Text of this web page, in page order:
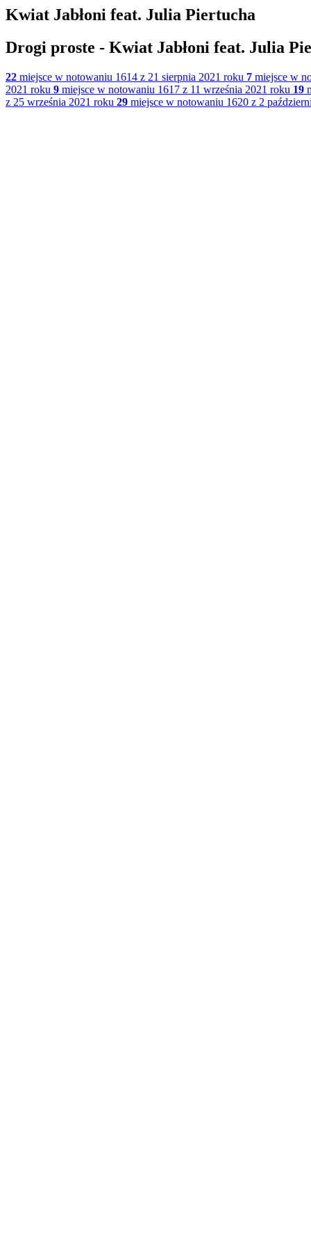
Kwiat Jabłoni feat. Julia Piertucha
Drogi proste - Kwiat Jabłoni feat. Julia
22 miejsce w notowaniu 1614 z 21 sierpnia 2021 roku 7 miejsce w
2021 roku 9 miejsce w notowaniu 1617 z 11 września 2021 roku 19
z 25 września 2021 roku 29 miejsce w notowaniu 1620 z 2